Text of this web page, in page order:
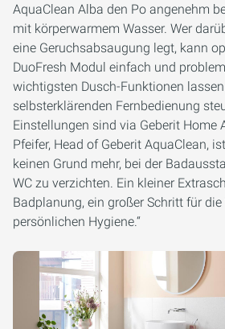
AquaClean Alba den Po angenehm
mit körperwarmem Wasser. Wer
eine Geruchsabsaugung legt, kann
DuoFresh Modul einfach und
wichtigsten Dusch-Funktionen
selbsterklärenden Fernbedienung
Einstellungen sind via Geberit Home
Pfeifer, Head of Geberit AquaClean,
keinen Grund mehr, bei der
WC zu verzichten. Ein kleiner
Badplanung, ein großer Schritt für
persönlichen Hygiene.“